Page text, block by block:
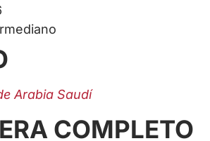
Arabia Saudí
COMPLETO